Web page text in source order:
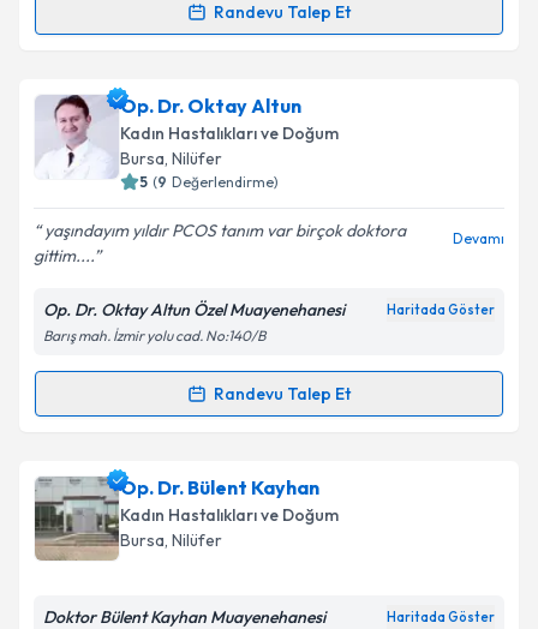
Randevu Talep Et
Randevu Takvimi Talebi
Op. Dr. Tülay Kayaiçin randevu takvimi talebi
oluşturun. Size bu uzmandan randevu almanız için bir
takvim hazırlandığında e-posta ile bilgilendireceğiz.
Kişisel verilerimin işlenmesine ilişkin
Aydınlatma
Metni'ni okudum ve kişisel verilerimin belirtilen
kapsamda işlenmesini kabul ediyorum.
Op. Dr. Oktay Altun
Kadın Hastalıkları ve Doğum
Bursa, Nilüfer
5 (9 Değerlendirme)
yaşındayım yıldır PCOS tanım var birçok doktora
gittim....
Devamı
Op. Dr. Oktay Altun Özel Muayenehanesi Haritada Göster
Barış mah. İzmir yolu cad. No:140/B
Randevu Talep Et
Randevu Takvimi Talebi
Op. Dr. Oktay Altuniçin randevu takvimi talebi
oluşturun. Size bu uzmandan randevu almanız için bir
takvim hazırlandığında e-posta ile bilgilendireceğiz.
Op. Dr. Bülent Kayhan
Kadın Hastalıkları ve Doğum
Bursa, Nilüfer
Doktor Bülent Kayhan Muayenehanesi Haritada Göster